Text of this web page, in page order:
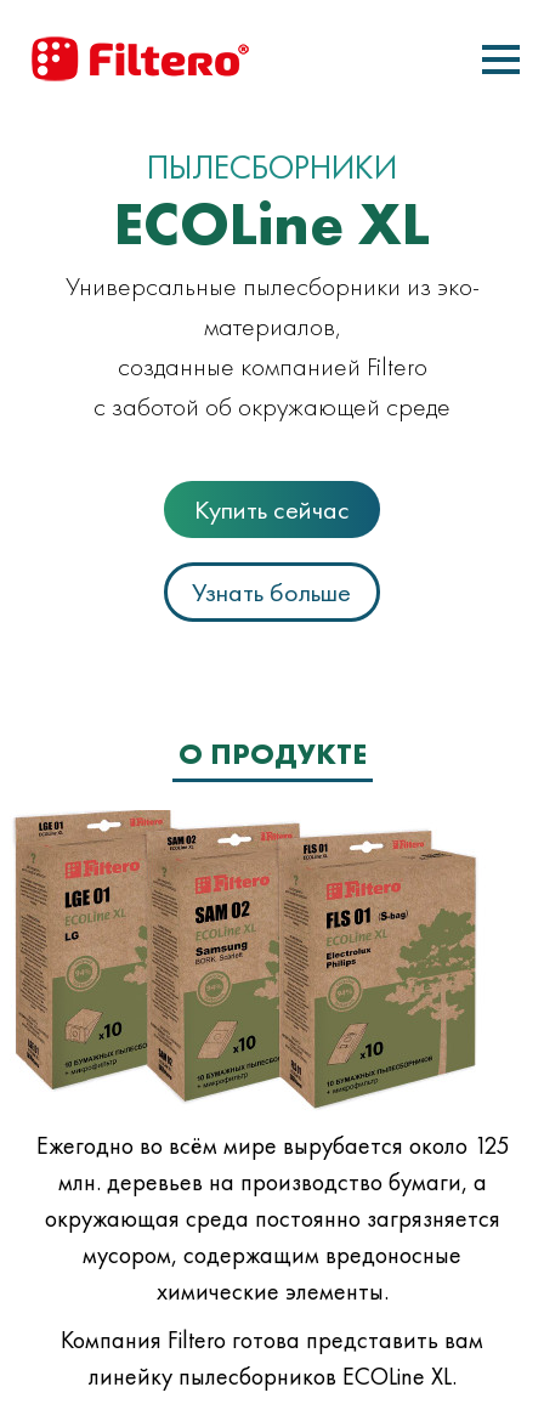
ПЫЛЕСБОРНИКИ
ECOLine XL
Универсальные пылесборники из эко-
материалов,
созданные компанией Filtero
с заботой об окружающей среде
Купить сейчас
Узнать больше
О ПРОДУКТЕ
Ежегодно во всём мире вырубается около 125
млн. деревьев на производство бумаги, а
окружающая среда постоянно загрязняется
мусором, содержащим вредоносные
химические элементы.
Компания Filtero готова представить вам
линейку пылесборников ECOLine XL.